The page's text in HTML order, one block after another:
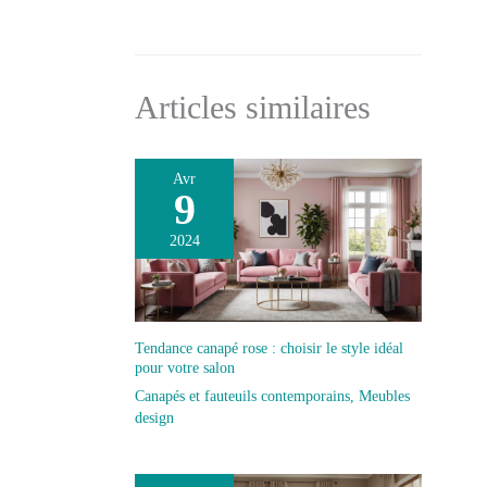
Articles similaires
Avr
9
2024
Tendance canapé rose : choisir le style idéal
pour votre salon
Canapés et fauteuils contemporains Meubles
design